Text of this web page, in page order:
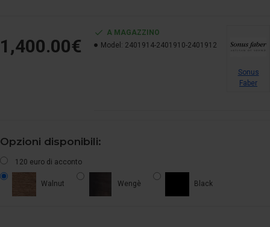
1,400.00€
A MAGAZZINO
Model: 2401914-2401910-2401912
Sonus
Faber
Opzioni disponibili:
120 euro di acconto
Walnut Wengè Black